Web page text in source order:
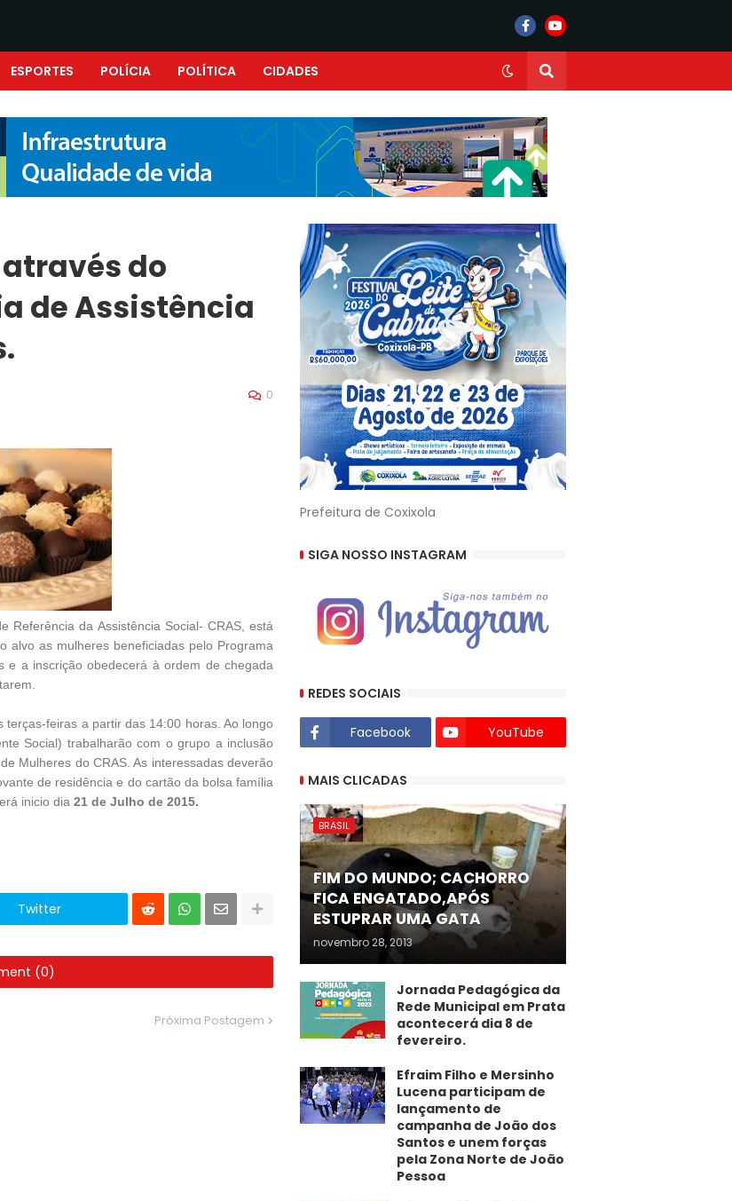
ESPORTES POLÍCIA POLÍTICA CIDADES
do
de Assistência
0
Referência da Assistência Social- CRAS, está
alvo as mulheres beneficiadas pelo Programa
e a inscrição obedecerá à ordem de chegada
feiras a partir das 14:00 horas. Ao longo
Social) trabalharão com o grupo a inclusão
Mulheres do CRAS. As interessadas deverão
de residência e do cartão da bolsa família
inicio dia 21 de Julho de 2015.
Twitter
(0)
Próxima Postagem
Prefeitura de Coxixola
SIGA NOSSO INSTAGRAM
REDES SOCIAIS
Facebook YouTube
MAIS CLICADAS
BRASIL
FIM DO MUNDO; CACHORRO
FICA ENGATADO,APÓS
ESTUPRAR UMA GATA
novembro 28, 2013
Jornada Pedagógica da
Rede Municipal em Prata
acontecerá dia 8 de
fevereiro.
Efraim Filho e Mersinho
Lucena participam de
lançamento de
campanha de João dos
Santos e unem forças
pela Zona Norte de João
Pessoa